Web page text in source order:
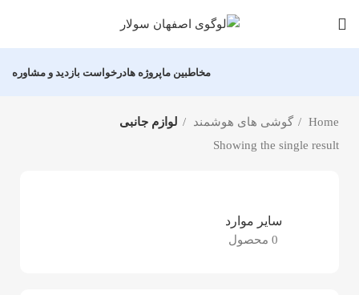
مخاطبین ماپروژه هادرخواست بازدید و مشاوره
Home گوشی های هوشمند
لوازم جانبی
Showing the single result
سایر موارد
0 محصول